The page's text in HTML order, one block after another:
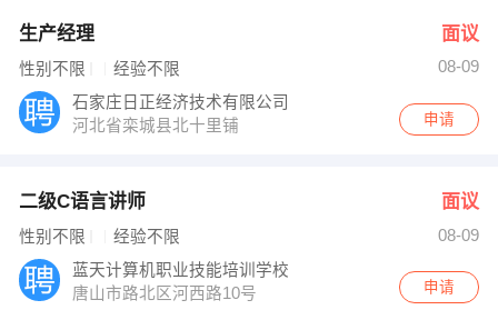
生产经理 面议
性别不限 经验不限
08-09
石家庄日正经济技术有限公司
河北省栾城县北十里铺
申请
二级C语言讲师 面议
性别不限 经验不限
08-09
蓝天计算机职业技能培训学校
唐山市路北区河西路10号
申请